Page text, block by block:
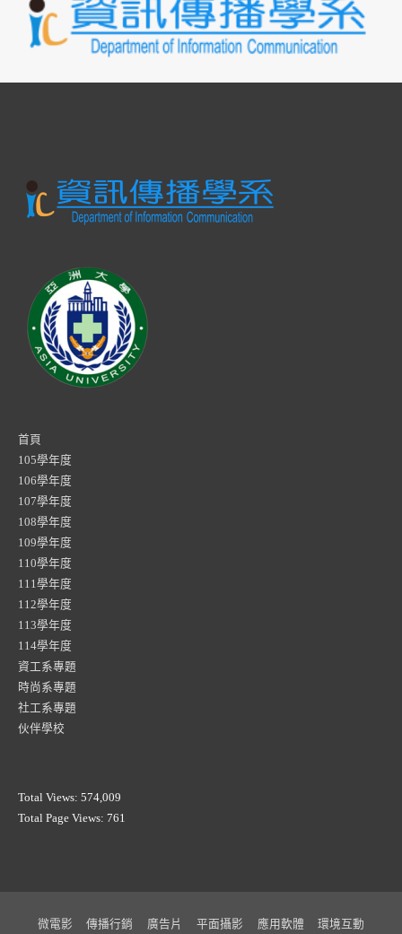
首頁
105學年度
106學年度
107學年度
108學年度
109學年度
110學年度
111學年度
112學年度
113學年度
114學年度
資工系專題
時尚系專題
社工系專題
伙伴學校
Total Views: 574,009
Total Page Views: 761
微電影 傳播行銷 廣告片 平面攝影 應用軟體 環境互動